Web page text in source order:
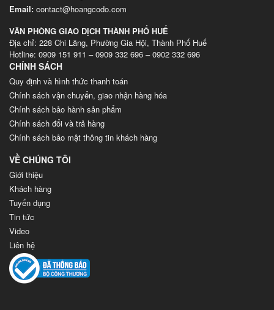
Email: contact@hoangcodo.com
VĂN PHÒNG GIAO DỊCH THÀNH PHỐ HUẾ
Địa chỉ: 228 Chi Lăng, Phường Gia Hội, Thành Phố Huế
Hotline: 0909 151 911 – 0909 332 696 – 0902 332 696
CHÍNH SÁCH
Quy định và hình thức thanh toán
Chính sách vận chuyển, giao nhận hàng hóa
Chính sách bảo hành sản phẩm
Chính sách đổi và trả hàng
Chính sách bảo mật thông tin khách hàng
VỀ CHÚNG TÔI
Giới thiệu
Khách hàng
Tuyển dụng
Tin tức
Video
Liên hệ